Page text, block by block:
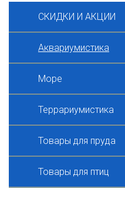
СКИДКИ И АКЦИИ
Аквариумистика
Море
Террариумистика
Товары для пруда
Товары для птиц